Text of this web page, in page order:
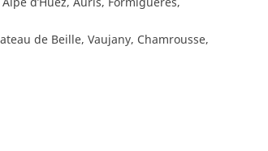
de Beille, Vaujany, Chamrousse,